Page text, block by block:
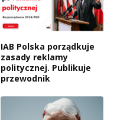
IAB Polska porządkuje
zasady reklamy
politycznej. Publikuje
przewodnik